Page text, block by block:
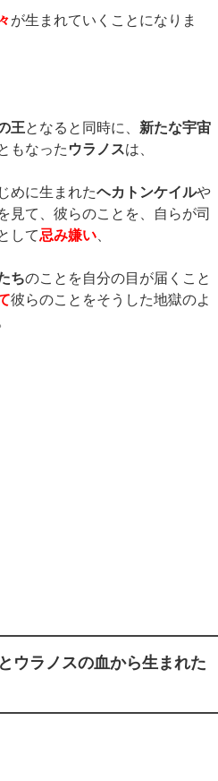
が生まれていくことになりま
王となると同時に、 新たな宇宙
もなった ウラノスは、
めに生まれたヘカトンケイルや
見て、彼らのことを、自らが司
して忌み嫌い
ちのことを自分の目が届くこと
彼らのことをそうした地獄のよ
ウラノスの血から生まれた